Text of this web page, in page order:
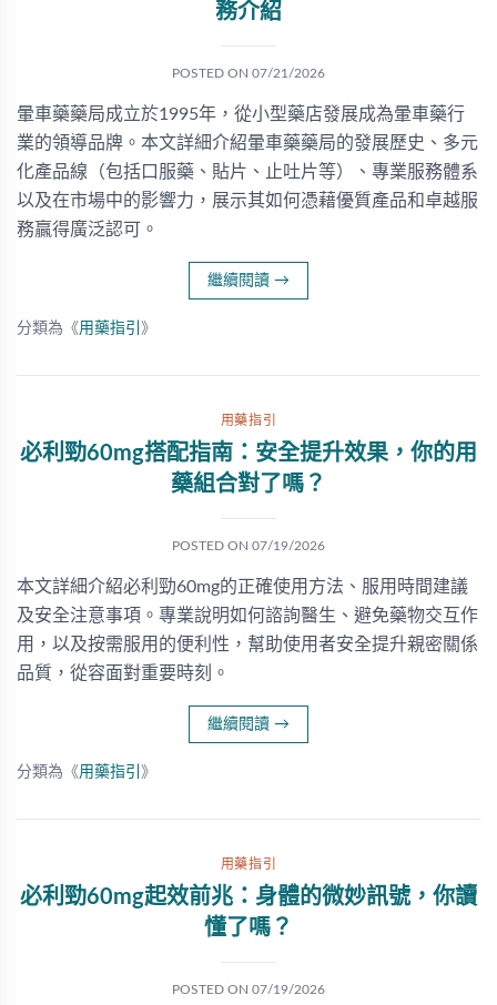
務介紹
POSTED ON 07/21/2026
暈車藥藥局成立於1995年，從小型藥店發展成為暈車藥行
業的領導品牌。本文詳細介紹暈車藥藥局的發展歷史、多元
化產品線（包括口服藥、貼片、止吐片等）、專業服務體系
以及在市場中的影響力，展示其如何憑藉優質產品和卓越服
務贏得廣泛認可。
繼續閱讀 →
分類為《用藥指引 》
用藥指引
必利勁60mg搭配指南：安全提升效果，你的用
藥組合對了嗎？
POSTED ON 07/19/2026
本文詳細介紹必利勁60mg的正確使用方法、服用時間建議
及安全注意事項。專業說明如何諮詢醫生、避免藥物交互作
用，以及按需服用的便利性，幫助使用者安全提升親密關係
品質，從容面對重要時刻。
繼續閱讀 →
分類為《用藥指引 》
用藥指引
必利勁60mg起效前兆：身體的微妙訊號，你讀
懂了嗎？
POSTED ON 07/19/2026